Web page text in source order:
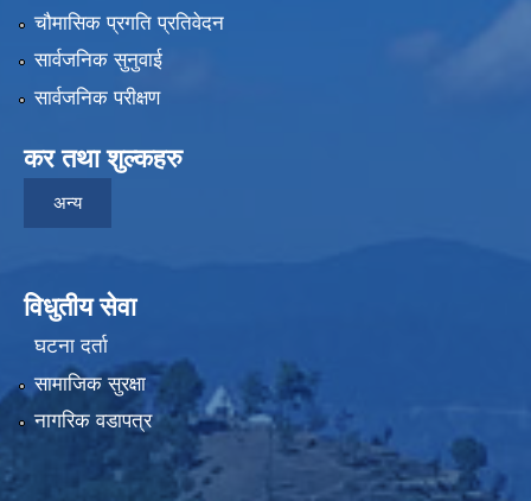
चौमासिक प्रगति प्रतिवेदन
सार्वजनिक सुनुवाई
सार्वजनिक परीक्षण
कर तथा शुल्कहरु
अन्य
विधुतीय सेवा
घटना दर्ता
सामाजिक सुरक्षा
नागरिक वडापत्र